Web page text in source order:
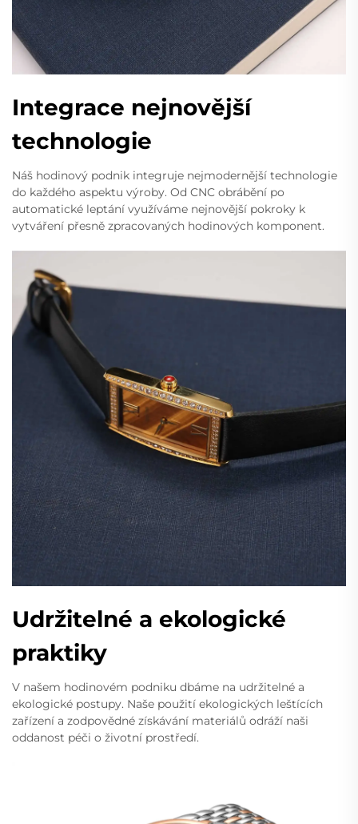
Integrace nejnovější
technologie
Náš hodinový podnik integruje nejmodernější technologie
do každého aspektu výroby. Od CNC obrábění po
automatické leptání využíváme nejnovější pokroky k
vytváření přesně zpracovaných hodinových komponent.
Udržitelné a ekologické
praktiky
V našem hodinovém podniku dbáme na udržitelné a
ekologické postupy. Naše použití ekologických leštících
zařízení a zodpovědné získávání materiálů odráží naši
oddanost péči o životní prostředí.